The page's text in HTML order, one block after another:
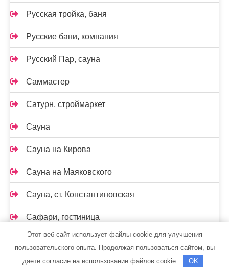
Русская тройка, баня
Русские бани, компания
Русский Пар, сауна
Саммастер
Сатурн, строймаркет
Сауна
Сауна на Кирова
Сауна на Маяковского
Сауна, ст. Константиновская
Сафари, гостиница
Семь+Я
Серый волк, баня
Этот веб-сайт использует файлы cookie для улучшения
пользовательского опыта. Продолжая пользоваться сайтом, вы
даете согласие на использование файлов cookie.
OK